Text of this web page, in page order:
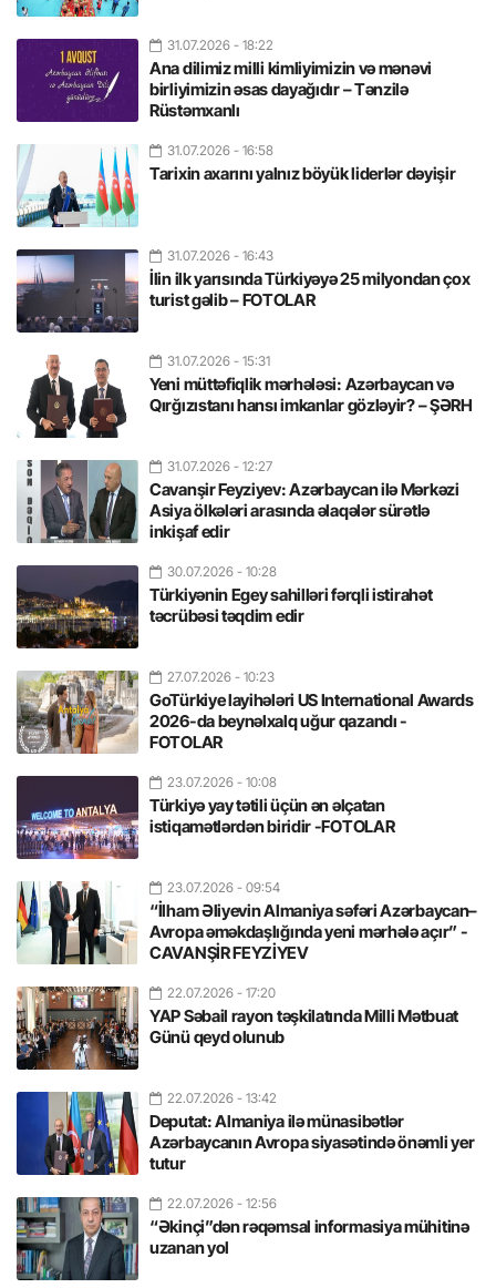
31.07.2026 - 18:22
Ana dilimiz milli kimliyimizin və mənəvi
birliyimizin əsas dayağıdır – Tənzilə
Rüstəmxanlı
31.07.2026 - 16:58
Tarixin axarını yalnız böyük liderlər dəyişir
31.07.2026 - 16:43
İlin ilk yarısında Türkiyəyə 25 milyondan çox
turist gəlib – FOTOLAR
31.07.2026 - 15:31
Yeni müttəfiqlik mərhələsi: Azərbaycan və
Qırğızıstanı hansı imkanlar gözləyir? – ŞƏRH
31.07.2026 - 12:27
Cavanşir Feyziyev: Azərbaycan ilə Mərkəzi
Asiya ölkələri arasında əlaqələr sürətlə
inkişaf edir
30.07.2026 - 10:28
Türkiyənin Egey sahilləri fərqli istirahət
təcrübəsi təqdim edir
27.07.2026 - 10:23
GoTürkiye layihələri US International Awards
2026-da beynəlxalq uğur qazandı -
FOTOLAR
23.07.2026 - 10:08
Türkiyə yay tətili üçün ən əlçatan
istiqamətlərdən biridir -FOTOLAR
23.07.2026 - 09:54
“İlham Əliyevin Almaniya səfəri Azərbaycan–
Avropa əməkdaşlığında yeni mərhələ açır” -
CAVANŞİR FEYZİYEV
22.07.2026 - 17:20
YAP Səbail rayon təşkilatında Milli Mətbuat
Günü qeyd olunub
22.07.2026 - 13:42
Deputat: Almaniya ilə münasibətlər
Azərbaycanın Avropa siyasətində önəmli yer
tutur
22.07.2026 - 12:56
“Əkinçi”dən rəqəmsal informasiya mühitinə
uzanan yol